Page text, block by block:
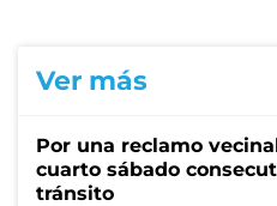
Ver más
Por una reclamo
cuarto sábado
tránsito